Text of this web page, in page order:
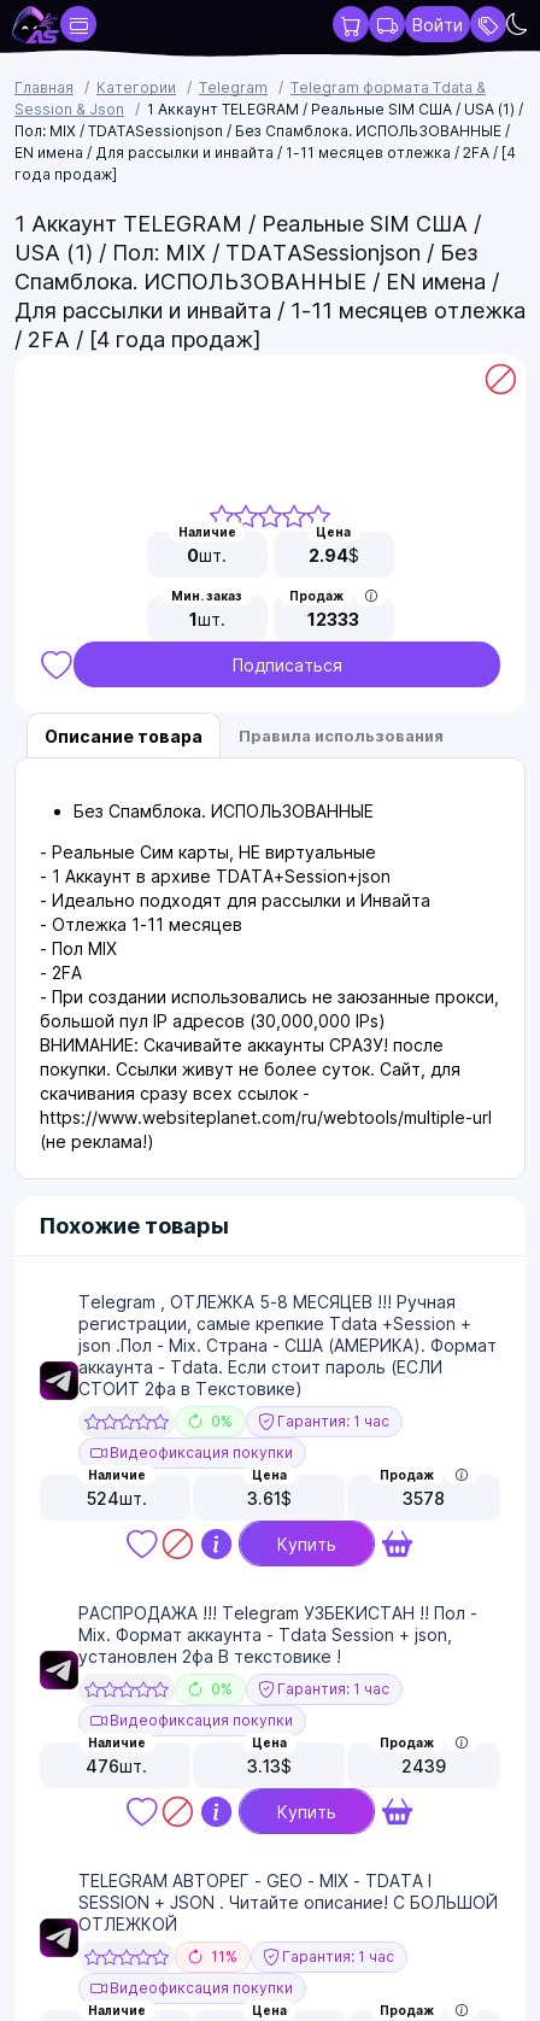
Войти
Главная Категории Telegram
Telegram формата Tdata &
Session & Json
1 Аккаунт TELEGRAM / Реальные SIM США / USA (1) /
Пол: MIX / TDATASessionjson / Без Спамблока. ИСПОЛЬЗОВАННЫЕ /
EN имена / Для рассылки и инвайта / 1-11 месяцев отлежка / 2FA / [4
года продаж]
1 Аккаунт TELEGRAM / Реальные SIM США /
USA (1) / Пол: MIX / TDATASessionjson / Без
Спамблока. ИСПОЛЬЗОВАННЫЕ / EN имена /
Для рассылки и инвайта / 1-11 месяцев отлежка
/ 2FA / [4 года продаж]
Наличие
0шт.
Цена
2.94$
Мин. заказ
1шт.
Продаж
12333
Подписаться
Описание товара Правила использования
Без Спамблока. ИСПОЛЬЗОВАННЫЕ
- Реальные Сим карты, НЕ виртуальные
- 1 Аккаунт в архиве TDATA+Session+json
- Идеально подходят для рассылки и Инвайта
- Отлежка 1-11 месяцев
- Пол MIX
- 2FA
- При создании использовались не заюзанные прокси,
большой пул IP адресов (30,000,000 IPs)
ВНИМАНИЕ: Скачивайте аккаунты СРАЗУ! после
покупки. Ссылки живут не более суток. Сайт, для
скачивания сразу всех ссылок -
https://www.websiteplanet.com/ru/webtools/multiple-url
(не реклама!)
Похожие товары
Telegram , ОТЛЕЖКА 5-8 МЕСЯЦЕВ !!! Ручная
регистрации, самые крепкие Tdata +Session +
json .Пол - Mix. Страна - США (АМЕРИКА). Формат
аккаунта - Tdata. Если стоит пароль (ЕСЛИ
СТОИТ 2фа в Текстовике)
0%
Гарантия: 1 час
Видеофиксация покупки
Наличие
524шт.
Цена
3.61$
Продаж
3578
Купить
РАСПРОДАЖА !!! Telegram УЗБЕКИСТАН !! Пол -
Mix. Формат аккаунта - Tdata Session + json,
установлен 2фа В текстовике !
0%
Гарантия: 1 час
Видеофиксация покупки
Наличие
476шт.
Цена
3.13$
Продаж
2439
Купить
TELEGRAM АВТОРЕГ - GEO - MIX - TDATA I
SESSION + JSON . Читайте описание! С БОЛЬШОЙ
ОТЛЕЖКОЙ
11%
Гарантия: 1 час
Видеофиксация покупки
Наличие Цена Продаж